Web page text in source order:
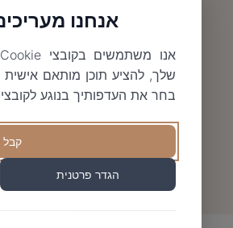
אנחנו
שלך, להציע תוכן מותאם
בחר את העדפותיך בנוגע לקובצי Cookie להלן.
קבל
הגדר פרטנית